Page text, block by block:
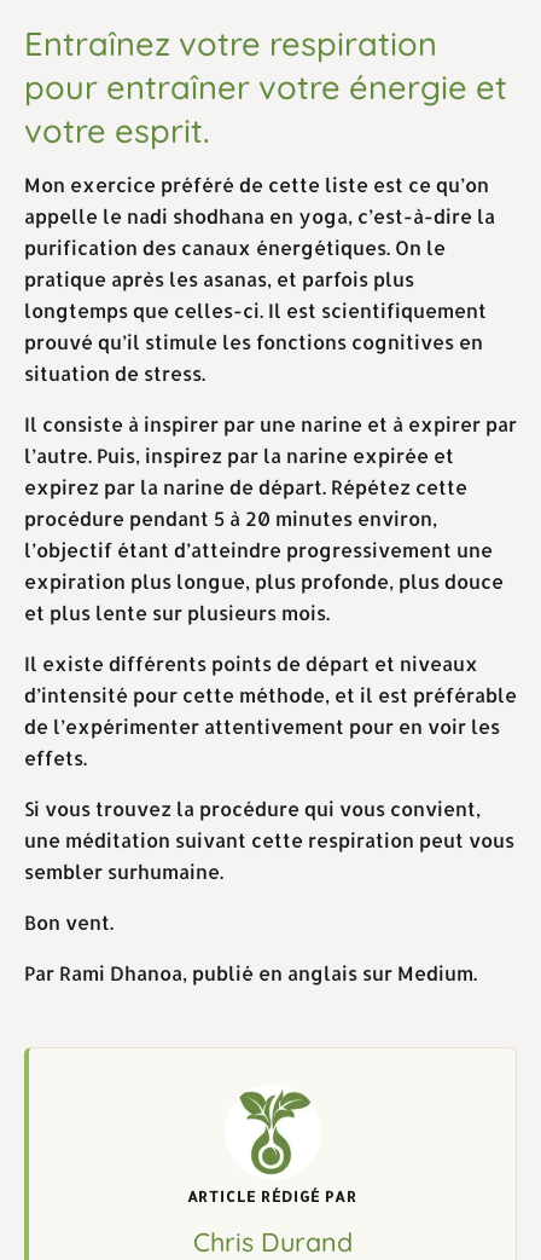
Entraînez votre respiration
pour entraîner votre énergie et
votre esprit.
Mon exercice préféré de cette liste est ce qu’on
appelle le nadi shodhana en yoga, c’est-à-dire la
purification des canaux énergétiques. On le
pratique après les asanas, et parfois plus
longtemps que celles-ci. Il est scientifiquement
prouvé qu’il stimule les fonctions cognitives en
situation de stress.
Il consiste à inspirer par une narine et à expirer par
l’autre. Puis, inspirez par la narine expirée et
expirez par la narine de départ. Répétez cette
procédure pendant 5 à 20 minutes environ,
l’objectif étant d’atteindre progressivement une
expiration plus longue, plus profonde, plus douce
et plus lente sur plusieurs mois.
Il existe différents points de départ et niveaux
d’intensité pour cette méthode, et il est préférable
de l’expérimenter attentivement pour en voir les
effets.
Si vous trouvez la procédure qui vous convient,
une méditation suivant cette respiration peut vous
sembler surhumaine.
Bon vent.
Par Rami Dhanoa, publié en anglais sur Medium.
ARTICLE RÉDIGÉ PAR
Chris Durand